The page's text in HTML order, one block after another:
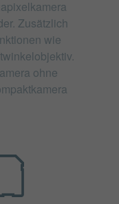
Zusätzlich
wie
ohne